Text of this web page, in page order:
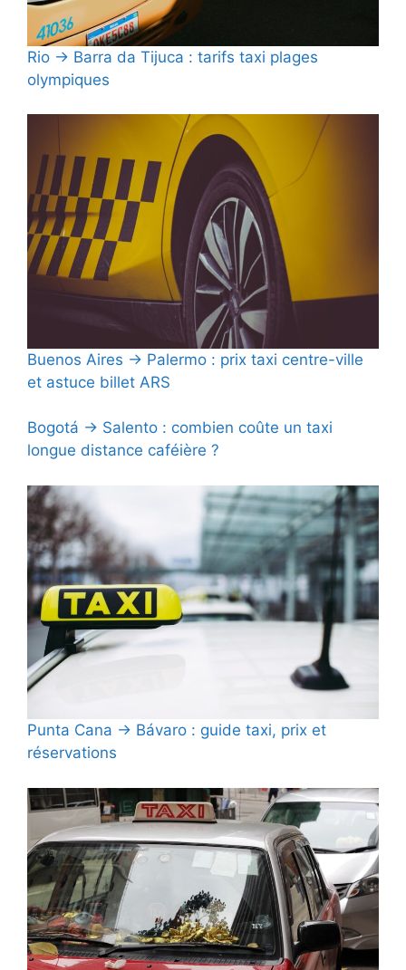
Rio → Barra da Tijuca : tarifs taxi plages
olympiques
Buenos Aires → Palermo : prix taxi centre-ville
et astuce billet ARS
Bogotá → Salento : combien coûte un taxi
longue distance caféière ?
Punta Cana → Bávaro : guide taxi, prix et
réservations